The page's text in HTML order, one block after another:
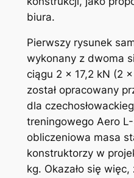
biura.
Pierwszy rysunek
wykonany z dwoma
ciągu 2 x 17,2 kN (2
został opracowany
dla
treningowego Aero
obliczeniowa masa
konstruktorzy w
kg. Okazało się